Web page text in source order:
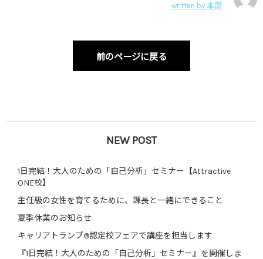
written by 本部
前のページに戻る
NEW POST
1日完結！大人のための「自己分析」セミナー【Attractive
ONE校】
主任級の女性を育てるために、課長と一緒にできること
夏季休業のお知らせ
キャリアトランプ®認定校フェアで講座を担当します
『1日完結！大人のための「自己分析」セミナー』を開催しま